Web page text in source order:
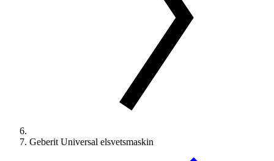
Geberit Universal elsvetsmaskin